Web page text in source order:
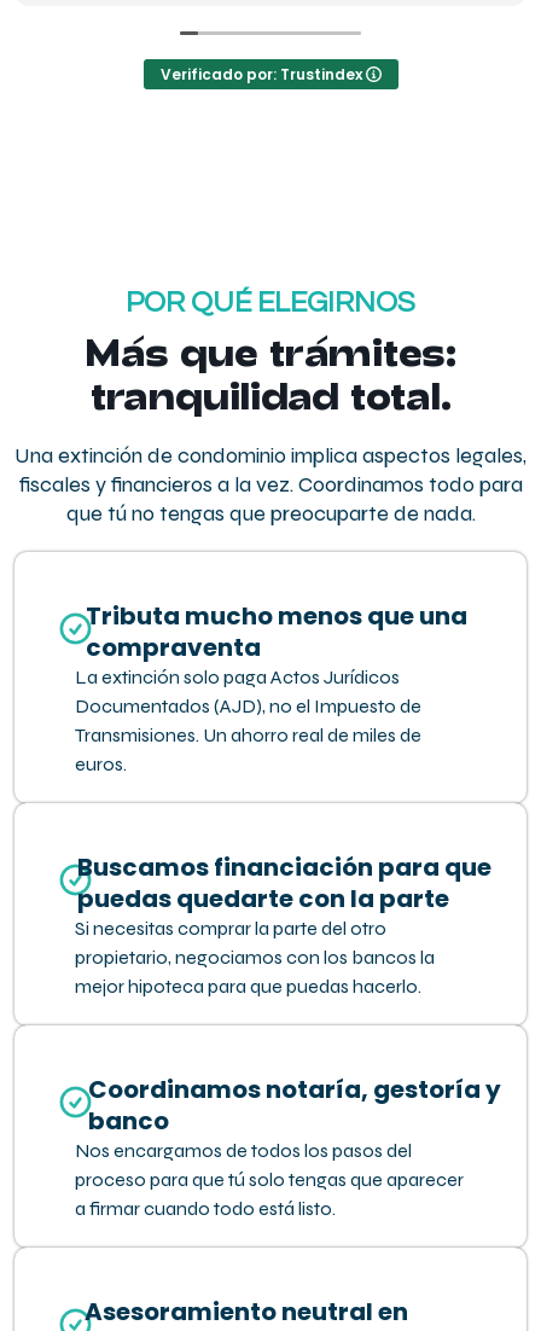
Verificado por: Trustindex
POR QUÉ ELEGIRNOS
Más que trámites:
tranquilidad total.
Una extinción de condominio implica aspectos legales,
fiscales y financieros a la vez. Coordinamos todo para
que tú no tengas que preocuparte de nada.
Tributa mucho menos que una
compraventa
La extinción solo paga Actos Jurídicos
Documentados (AJD), no el Impuesto de
Transmisiones. Un ahorro real de miles de
euros.
Buscamos financiación para que
puedas quedarte con la parte
Si necesitas comprar la parte del otro
propietario, negociamos con los bancos la
mejor hipoteca para que puedas hacerlo.
Coordinamos notaría, gestoría y
banco
Nos encargamos de todos los pasos del
proceso para que tú solo tengas que aparecer
a firmar cuando todo está listo.
Asesoramiento neutral en